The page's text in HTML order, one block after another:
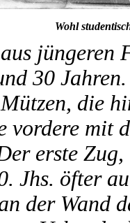
Wohl
jüngeren
30
die
vordere mit
erste
Jhs. öfter
der Wand